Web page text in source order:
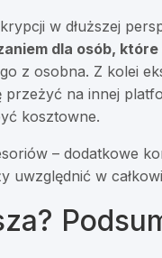
w dłuższej
dla osób,
z osobna. Z kolei
na innej
kosztowne.
– dodatkowe
w